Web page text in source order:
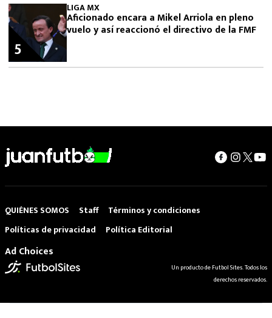
LIGA MX
Aficionado encara a Mikel Arriola en pleno
vuelo y así reaccionó el directivo de la FMF
5
QUIÉNES SOMOS Staff
Términos y condiciones
Políticas de privacidad
Política Editorial
Ad Choices
Un producto de Futbol Sites. Todos los
derechos reservados.